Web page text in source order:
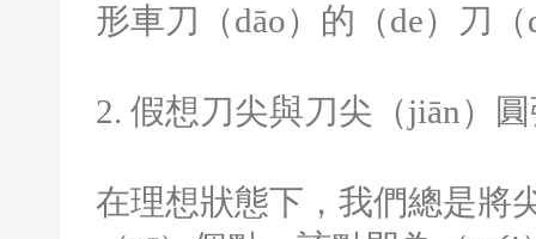
形車刀（dāo）的（de）刀
2. 假想刀尖與刀尖（jiān）
在理想狀態下，我們總是將